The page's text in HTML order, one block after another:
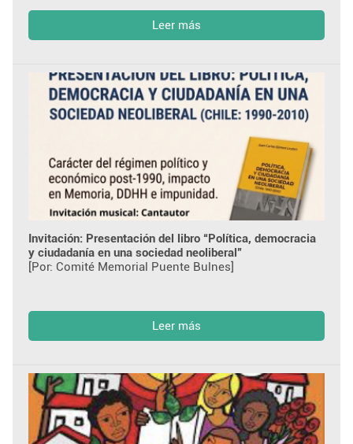
Leer más
Invitación: Presentación del libro “Política, democracia
y ciudadanía en una sociedad neoliberal”
[Por: Comité Memorial Puente Bulnes]
Leer más